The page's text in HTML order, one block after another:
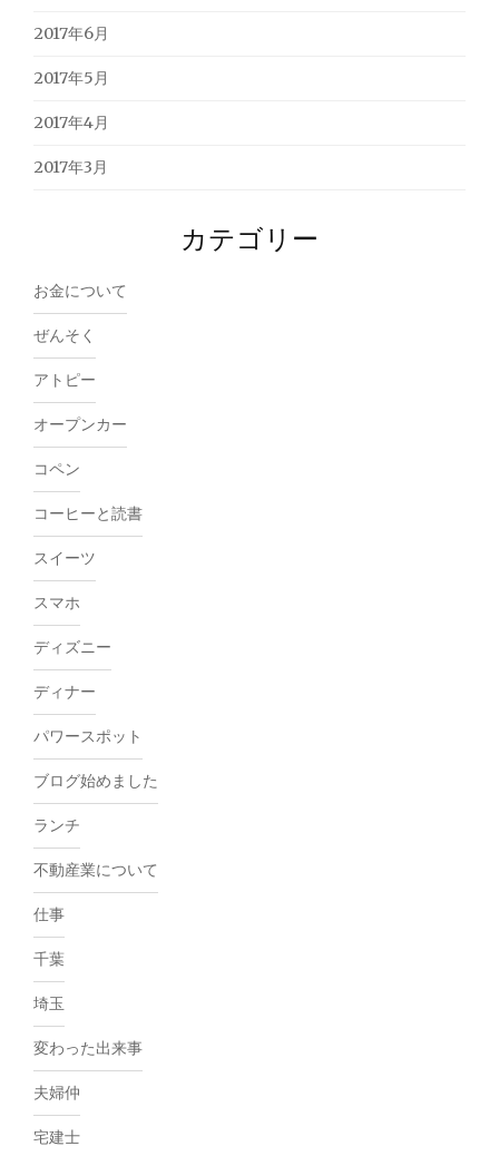
2017年6月
2017年5月
2017年4月
2017年3月
カテゴリー
お金について
ぜんそく
アトピー
オープンカー
コペン
コーヒーと読書
スイーツ
スマホ
ディズニー
ディナー
パワースポット
ブログ始めました
ランチ
不動産業について
仕事
千葉
埼玉
変わった出来事
夫婦仲
宅建士